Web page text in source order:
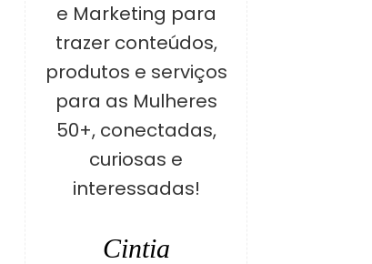
e Marketing para
trazer conteúdos,
produtos e serviços
para as Mulheres
50+, conectadas,
curiosas e
interessadas!
Cintia